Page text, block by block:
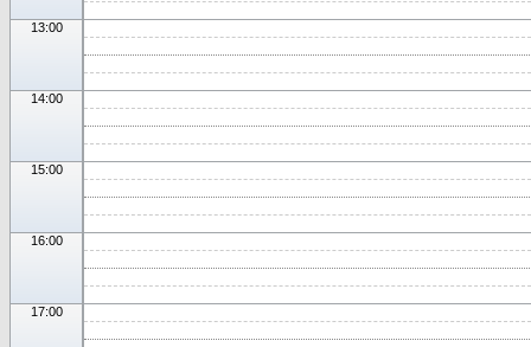
13:00
14:00
15:00
16:00
17:00